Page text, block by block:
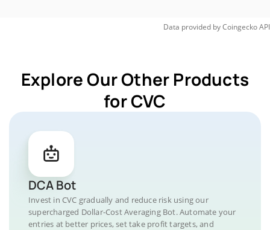
Data provided byCoingeckoAPI
Explore Our Other Products
for CVC
DCA Bot
Invest in CVC gradually and reduce risk using our
supercharged Dollar-Cost Averaging Bot. Automate your
entries at better prices, set take profit targets, and